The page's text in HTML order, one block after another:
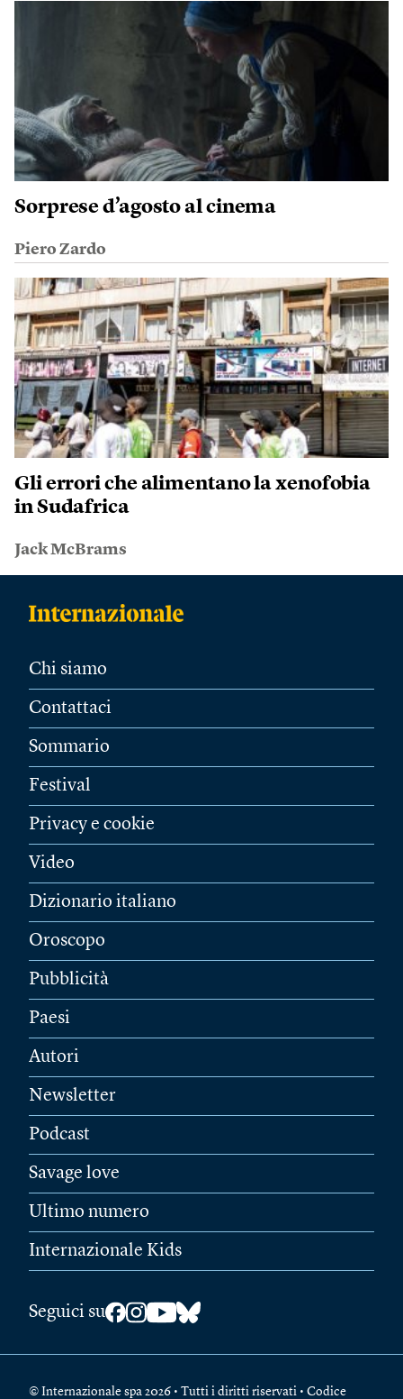
Sorprese d’agosto al cinema
Piero Zardo
Gli errori che alimentano la xenofobia
in Sudafrica
Jack McBrams
Chi siamo
Contattaci
Sommario
Festival
Privacy e cookie
Video
Dizionario italiano
Oroscopo
Pubblicità
Paesi
Autori
Newsletter
Podcast
Savage love
Ultimo numero
Internazionale Kids
Seguici su
© Internazionale spa 2026 • Tutti i diritti riservati • Codice